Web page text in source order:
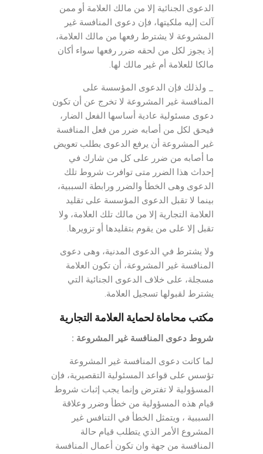
الدعوى الجنائية إلا من مالك العلامة أو ممن
آلت إليه ملكيتها، فإن دعوى المنافسة غير
المشروعة لا يشترط رفعها من مالك العلامة،
إذ يجوز لكل من لحقه ضرر رفعها سواء أكان
مالكا للعلامة أم غير مالك لها.
_ ولذلك فإن الدعوى المؤسسة على
المنافسة غير المشروعة لا تخرج عن أن تكون
دعوى مسئولية عادية أساسها الفعل الضار،
فيحق لكل من أصابه ضرر من فعل المنافسة
غير المشروعة أن يرفع الدعوى بطلب تعويض
ما أصابه من ضرر على كل من شارك في
إحداث هذا الضرر متى توافرت شروط تلك
الدعوى وهى الخطأ والضرر ورابطة السببية،
بينما لا تقبل الدعوى المؤسسة على تقليد
العلامة التجارية إلا من مالك تلك العلامة، ولا
تقبل إلا على من يقوم بتقليدها أو تزويرها.
ولا يشترط في الدعوى المدنية، وهى دعوى
المنافسة غير المشروعة، أن تكون العلامة
مسجلة، على خلاف الدعوى الجنائية التي
يشترط لقبولها تسجيل العلامة.
مكتب محاماة لحماية العلامة التجارية
شروط دعوى المنافسة غير المشروعة :
لما كانت دعوى المنافسة غير المشروعة
تؤسس على قواعد المسئولية التقصيرية، فإن
المسؤولية لا تفترض وإنما يجب إثبات شروط
قيام هذه المسؤولية من خطأ وضرر وعلاقة
السببية ، ويتمثل الخطأ في التنافس غير
المشروع الأمر الذي يتطلب قيام حالة
المنافسة من جهة وان تكون أعمال المنافسة